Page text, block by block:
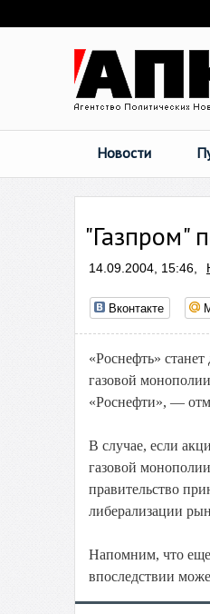
Новости
"Газпром"
14.09.2004, 15:46,
Вконтакте
«Роснефть»
газовой
«Роснефти», —
В случае, если
газовой
правительство
либерализации
Напомним, что еще
впоследствии